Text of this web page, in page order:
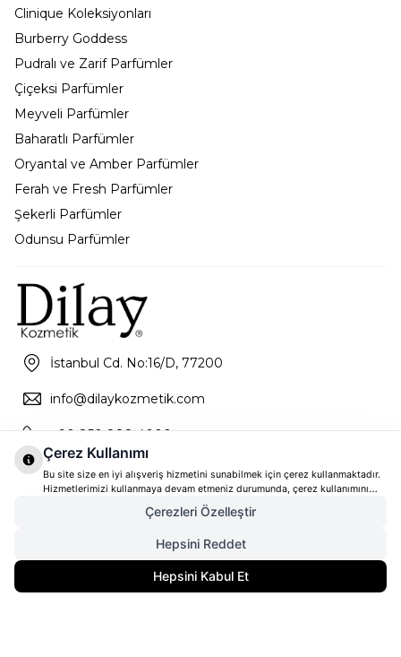
4.695,00TL
3.521,25
Clinique Koleksiyonları
Burberry Goddess
Pudralı ve Zarif Parfümler
Çiçeksi Parfümler
Meyveli Parfümler
Baharatlı Parfümler
Oryantal ve Amber Parfümler
Ferah ve Fresh Parfümler
Şekerli Parfümler
Odunsu Parfümler
İstanbul Cd. No:16/D, 77200
info@dilaykozmetik.com
+90 850 888 4000
Çerez Kullanımı
Bu site size en iyi alışveriş hizmetini sunabilmek için çerez kullanmaktadır.
Hizmetlerimizi kullanmaya devam etmeniz durumunda, çerez kullanımını
kabul ettiğinizi varsayacağız. Çerezler hakkında daha fazla bilgi ve nasıl
reddedeceğinizi öğrenmek içintıklayınız
Çerezleri Özelleştir
Hepsini Reddet
Hepsini Kabul Et